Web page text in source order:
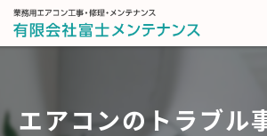
エアコンのトラブル